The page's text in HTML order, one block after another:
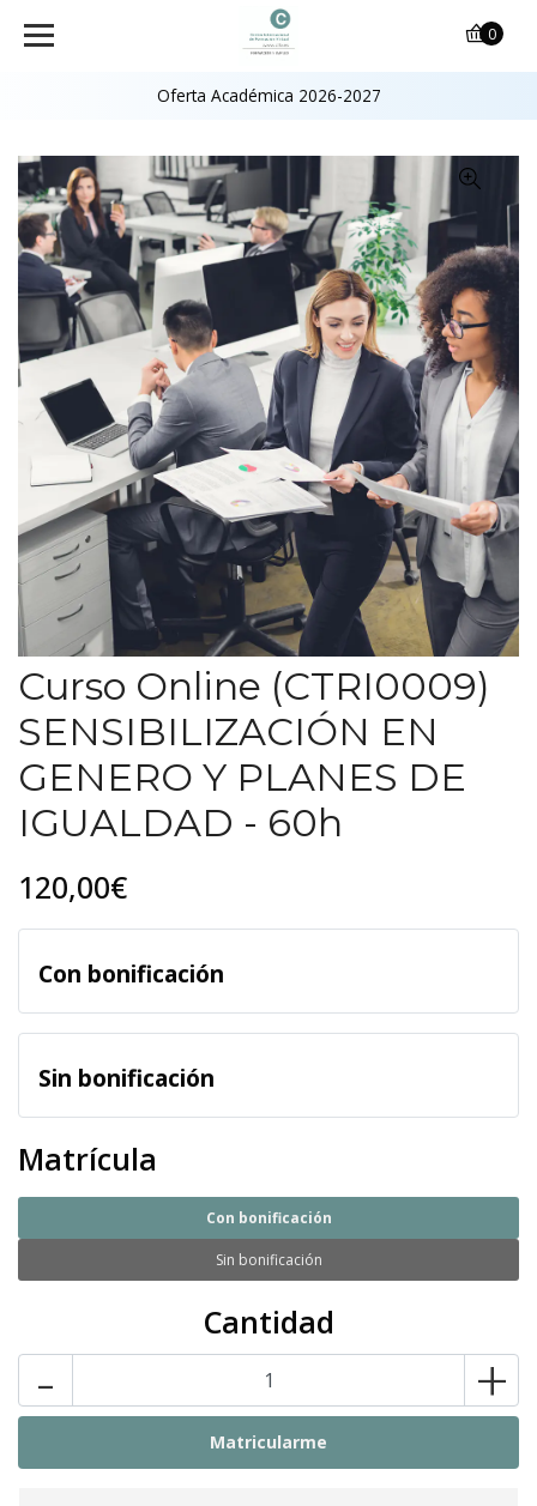
Oferta Académica 2026-2027
0
Curso Online (CTRI0009)
SENSIBILIZACIÓN EN
GENERO Y PLANES DE
IGUALDAD - 60h
120,00€
Con bonificación
Sin bonificación
Matrícula
Con bonificación
Sin bonificación
Cantidad
- +